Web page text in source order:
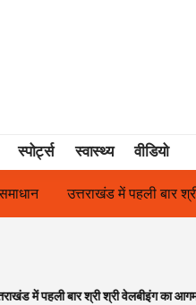
स्पोर्ट्स स्वास्थ्य वीडियो
में पहली बार श्री श्री वेलबीइंग
में पहली बार श्री श्री वेलबीइंग का